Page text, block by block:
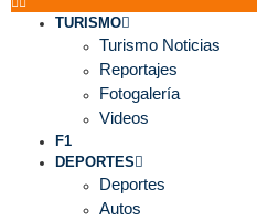
TURISMO
Turismo Noticias
Reportajes
Fotogalería
Videos
F1
DEPORTES
Deportes
Autos